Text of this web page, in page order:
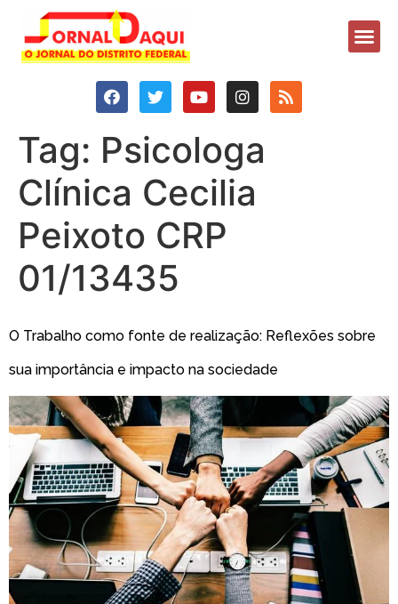
Tag: Psicologa
Clínica Cecilia
Peixoto CRP
01/13435
O Trabalho como fonte de realização: Reflexões sobre
sua importância e impacto na sociedade